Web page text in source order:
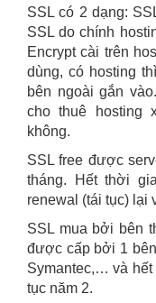
SSL có 2 dạng:
SSL do chính
Encrypt cài trên
dùng, có hosting
bên ngoài gắn
cho thuê hosting
không.
SSL free được
tháng. Hết thời
renewal (tái tục) lại
SSL mua bởi bên
được cấp bởi 1
Symantec,… và hết
tục năm 2.